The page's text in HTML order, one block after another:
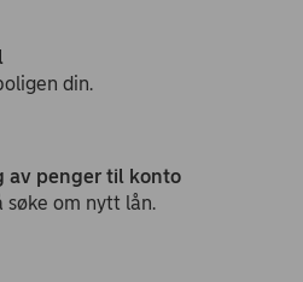
din.
av penger til konto
søke om nytt lån.